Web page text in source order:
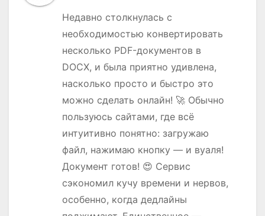
Недавно столкнулась с
необходимостью конвертировать
несколько PDF-документов в
DOCX, и была приятно удивлена,
насколько просто и быстро это
можно сделать онлайн! 🚀 Обычно
пользуюсь сайтами, где всё
интуитивно понятно: загружаю
файл, нажимаю кнопку — и вуаля!
Документ готов! 😍 Сервис
сэкономил кучу времени и нервов,
особенно, когда дедлайны